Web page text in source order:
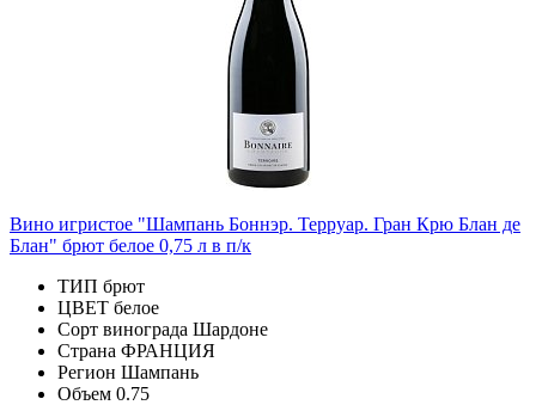
Вино игристое "Шампань Боннэр. Терруар. Гран Крю Блан де
Блан" брют белое 0,75 л в п/к
ТИП брют
ЦВЕТ белое
Сорт винограда Шардоне
Страна ФРАНЦИЯ
Регион Шампань
Объем 0.75